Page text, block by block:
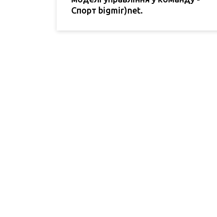
Спорт bigmir)net.